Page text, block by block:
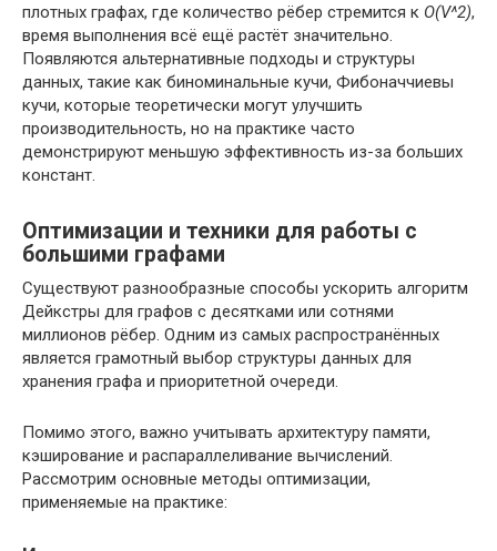
плотных графах, где количество рёбер стремится к O(V^2),
время выполнения всё ещё растёт значительно.
Появляются альтернативные подходы и структуры
данных, такие как биноминальные кучи, Фибоначчиевы
кучи, которые теоретически могут улучшить
производительность, но на практике часто
демонстрируют меньшую эффективность из-за больших
констант.
Оптимизации и техники для работы с
большими графами
Существуют разнообразные способы ускорить алгоритм
Дейкстры для графов с десятками или сотнями
миллионов рёбер. Одним из самых распространённых
является грамотный выбор структуры данных для
хранения графа и приоритетной очереди.
Помимо этого, важно учитывать архитектуру памяти,
кэширование и распараллеливание вычислений.
Рассмотрим основные методы оптимизации,
применяемые на практике: